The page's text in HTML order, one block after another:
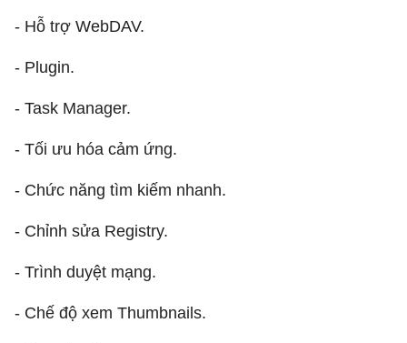
- Hỗ trợ WebDAV.
- Plugin.
- Task Manager.
- Tối ưu hóa cảm ứng.
- Chức năng tìm kiếm nhanh.
- Chỉnh sửa Registry.
- Trình duyệt mạng.
- Chế độ xem Thumbnails.